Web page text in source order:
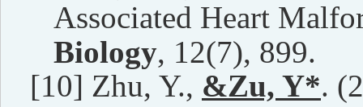
Associated Heart
Biology, 12(7), 899.
[10] Zhu, Y., &Zu, Y*.